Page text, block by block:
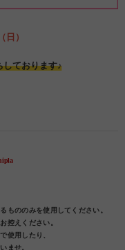
日）
しております♪
もののみを使用してください。
控えください。
使用したり、
ませ。